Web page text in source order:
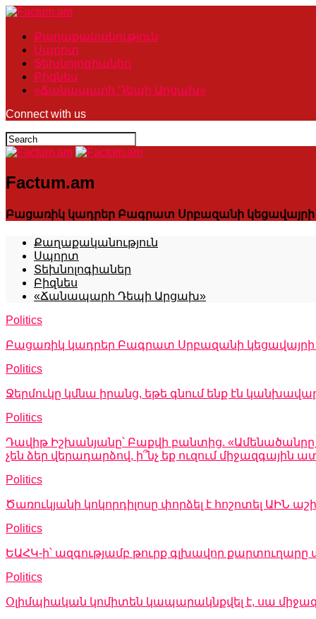
Քաղաքականություն
Սպորտ
Տեխնոլոգիաներ
Բիզնես
«Ճանապարհ Դեպի Արցախ»
Connect with us
Factum.am
Բացառիկ կադրեր Բագրատ Սրբազանի կեցավայրի
Քաղաքականություն
Սպորտ
Տեխնոլոգիաներ
Բիզնես
«Ճանապարհ Դեպի Արցախ»
Politics
Բացառիկ կադրեր Բագրատ Սրբազանի կեցավայրի
Politics
Ջերմուկը կմնա իրանց, եթե գնում ենք էն
Politics
Դավիթ Իշխանյանը՝ Բաքվի բանտից. «Ամենածանրը
չեն ձեր վերադարձով, ի՞նչ եք ուզում
Politics
Ծառուկյանի կոկորդիլոսը փորձել է հոշոտել
Politics
ԵԱՀԿ-ի՝ ազգությամբ թուրք գլխավոր
Politics
Օլիմպիական կոմիտեն կապարակնքվել է, սա